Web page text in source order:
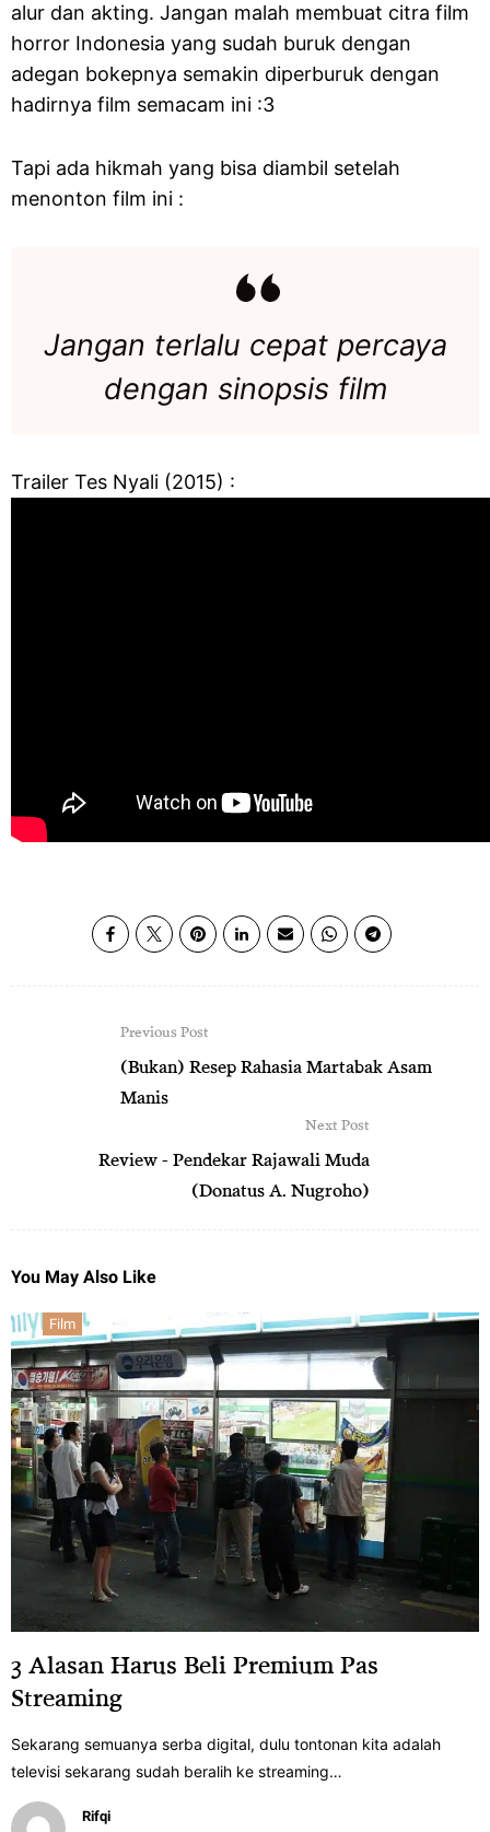
alur dan akting. Jangan malah membuat citra film
horror Indonesia yang sudah buruk dengan
adegan bokepnya semakin diperburuk dengan
hadirnya film semacam ini :3
Tapi ada hikmah yang bisa diambil setelah
menonton film ini :
Jangan terlalu cepat percaya
dengan sinopsis film
Trailer Tes Nyali (2015) :
Previous Post
(Bukan) Resep Rahasia Martabak Asam
Manis
Next Post
Review - Pendekar Rajawali Muda
(Donatus A. Nugroho)
You May Also Like
Film
3 Alasan Harus Beli Premium Pas
Streaming
Sekarang semuanya serba digital, dulu tontonan kita adalah
televisi sekarang sudah beralih ke streaming…
Rifqi